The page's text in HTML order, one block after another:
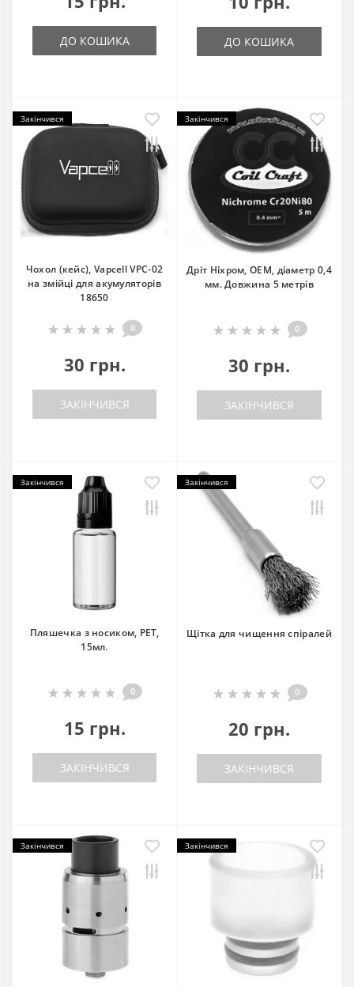
ДО КОШИКА ДО КОШИКА
Закінчився
Чохол (кейс), Vapcell VPC-02
на змійці для акумуляторів
18650
0
30 грн.
ЗАКІНЧИВСЯ
Закінчився
Дріт Ніхром, OEM, діаметр 0,4
мм. Довжина 5 метрів
0
30 грн.
ЗАКІНЧИВСЯ
Закінчився
Пляшечка з носиком, PET,
15мл.
0
15 грн.
ЗАКІНЧИВСЯ
Закінчився
Щітка для чищення спіралей
0
20 грн.
ЗАКІНЧИВСЯ
Закінчився Закінчився